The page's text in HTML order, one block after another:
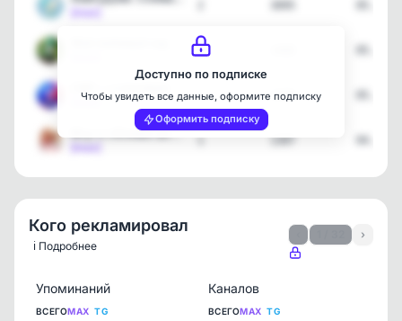
1
[max]
1 2499
Мᥙρ ᧐ᥴ᧐δᥱнных ʍᥲʍ 🌏💖
1 1307
Доступно по подписке
Чтобы увидеть все данные, оформите подписку
Оформить подписку
Кого рекламировал
ℹ️ Подробнее
›
Упоминаний
ВСЕГОMAX TG
Каналов
ВСЕГОMAX TG